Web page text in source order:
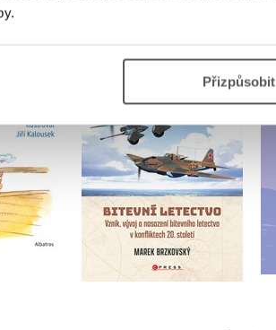
Přizpůsobit
Bitevní letectvo
Do košíku
599 Kč
479 Kč